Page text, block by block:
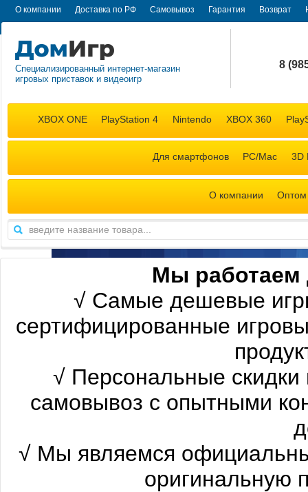
О компании Доставка по РФ Самовывоз Гарантия Возврат
Специализированный интернет-магазин
игровых приставок и видеоигр
8
+7
XBOX ONE PlayStation 4 Nintendo XBOX 360
Для смартфонов PC/Mac 3D
О компании Оптом
Мы работаем
√ Самые дешевые
сертифицированные
√ Персональные
самовывоз с опытными
√ Мы являемся
оригинальную